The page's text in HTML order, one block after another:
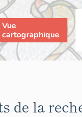
Vue
cartographique
de la